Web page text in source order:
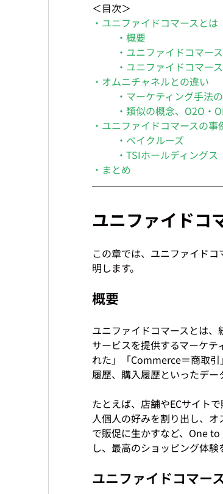
＜目次＞
・ユニファイドコマースとは
・概要
・ユニファイドコマー
・ユニファイドコマー
・オムニチャネルとの違い
・マーケティング手法
・類似の概念、O2O・
・ユニファイドコマースの事
・ベイクルーズ
・TSIホールディングス
・まとめ
ユニファイドコ
この章では、ユニファイド
概要
ユニファイドコマースとは
サービスを提供するマーケ
れた」「Commerce＝商取
履歴、購入履歴といったデー
たとえば、店舗やECサイト
人個人の好みを割り出し、
で販促に生かすなど、One
ユニファイドコマー